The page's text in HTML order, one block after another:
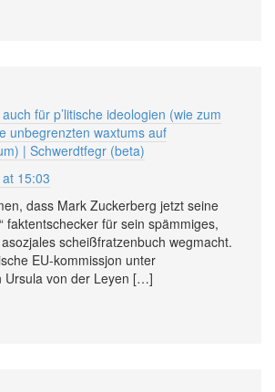
für p’litische ideologien (wie zum
unbegrenzten waxtums auf
| Schwerdtfegr (beta)
15:03
dass Mark Zuckerberg jetzt seine
faktentschecker für sein spämmiges,
scheißfratzenbuch wegmacht.
EU-kommissjon unter
Ursula von der Leyen […]